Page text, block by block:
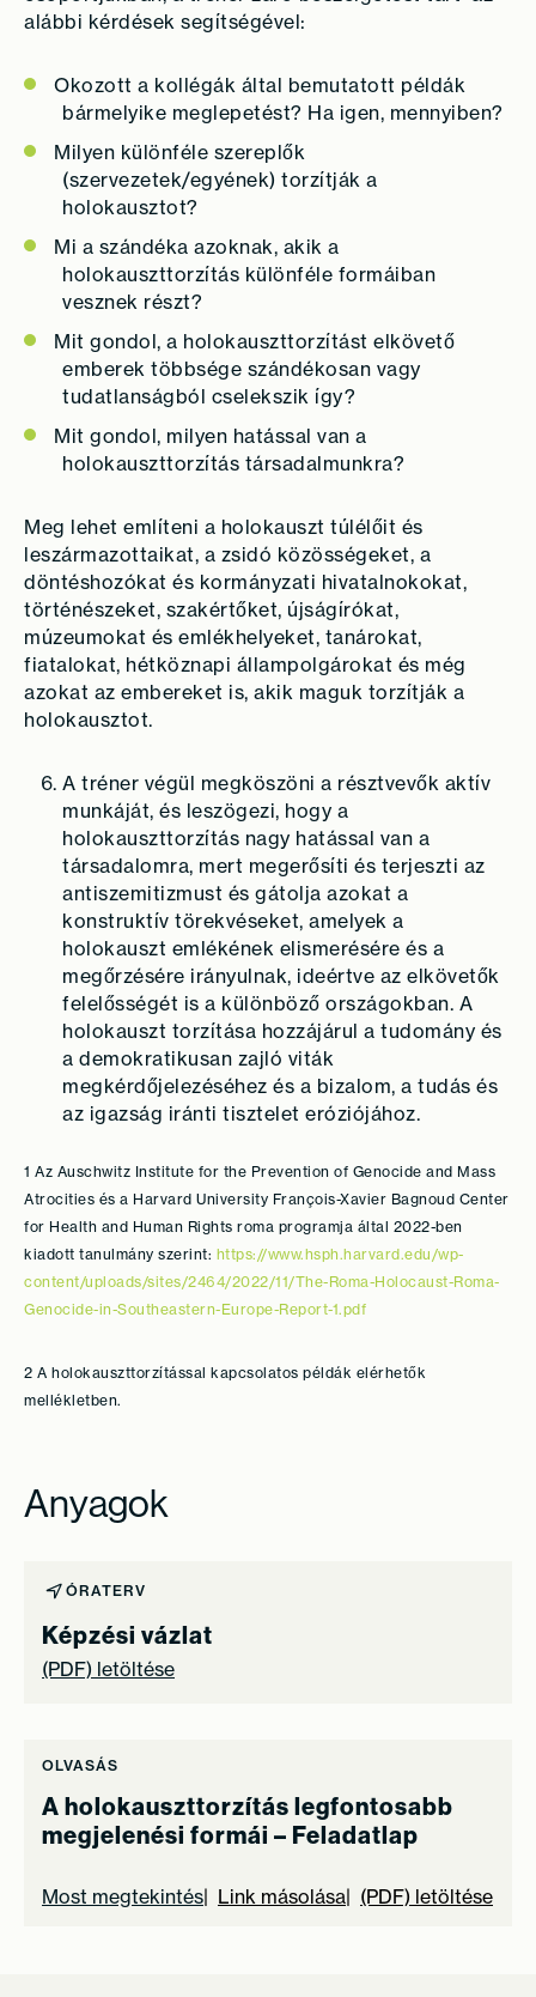
alábbi kérdések segítségével:
Okozott a kollégák által bemutatott példák
bármelyike meglepetést? Ha igen, mennyiben?
Milyen különféle szereplők
(szervezetek/egyének) torzítják a
holokausztot?
Mi a szándéka azoknak, akik a
holokauszttorzítás különféle formáiban
vesznek részt?
Mit gondol, a holokauszttorzítást elkövető
emberek többsége szándékosan vagy
tudatlanságból cselekszik így?
Mit gondol, milyen hatással van a
holokauszttorzítás társadalmunkra?
Meg lehet említeni a holokauszt túlélőit és
leszármazottaikat, a zsidó közösségeket, a
döntéshozókat és kormányzati hivatalnokokat,
történészeket, szakértőket, újságírókat,
múzeumokat és emlékhelyeket, tanárokat,
fiatalokat, hétköznapi állampolgárokat és még
azokat az embereket is, akik maguk torzítják a
holokausztot.
A tréner végül megköszöni a résztvevők aktív
munkáját, és leszögezi, hogy a
holokauszttorzítás nagy hatással van a
társadalomra, mert megerősíti és terjeszti az
antiszemitizmust és gátolja azokat a
konstruktív törekvéseket, amelyek a
holokauszt emlékének elismerésére és a
megőrzésére irányulnak, ideértve az elkövetők
felelősségét is a különböző országokban. A
holokauszt torzítása hozzájárul a tudomány és
a demokratikusan zajló viták
megkérdőjelezéséhez és a bizalom, a tudás és
az igazság iránti tisztelet eróziójához.
1 Az Auschwitz Institute for the Prevention of Genocide and Mass
Atrocities és a Harvard University François-Xavier Bagnoud Center
for Health and Human Rights roma programja által 2022-ben
kiadott tanulmány szerint: https://www.hsph.harvard.edu/wp-
content/uploads/sites/2464/2022/11/The-Roma-Holocaust-Roma-
Genocide-in-Southeastern-Europe-Report-1.pdf
2 A holokauszttorzítással kapcsolatos példák elérhetők
mellékletben.
Anyagok
ÓRATERV
Képzési vázlat
(PDF) letöltése
OLVASÁS
A holokauszttorzítás legfontosabb
megjelenési formái – Feladatlap
Most megtekintés Link másolása (PDF) letöltése